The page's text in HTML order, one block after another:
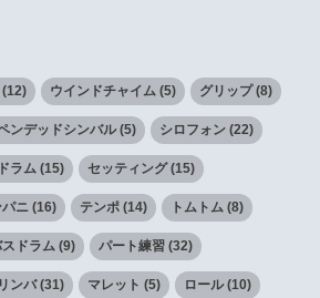
(12) ウインドチャイム(5) グリップ(8)
ンデッドシンバル(5) シロフォン(22)
ラム(15) セッティング(15)
ニ(16) テンポ(14) トムトム(8)
ドラム(9) パート練習(32)
ンバ(31) マレット (5) ロール(10)